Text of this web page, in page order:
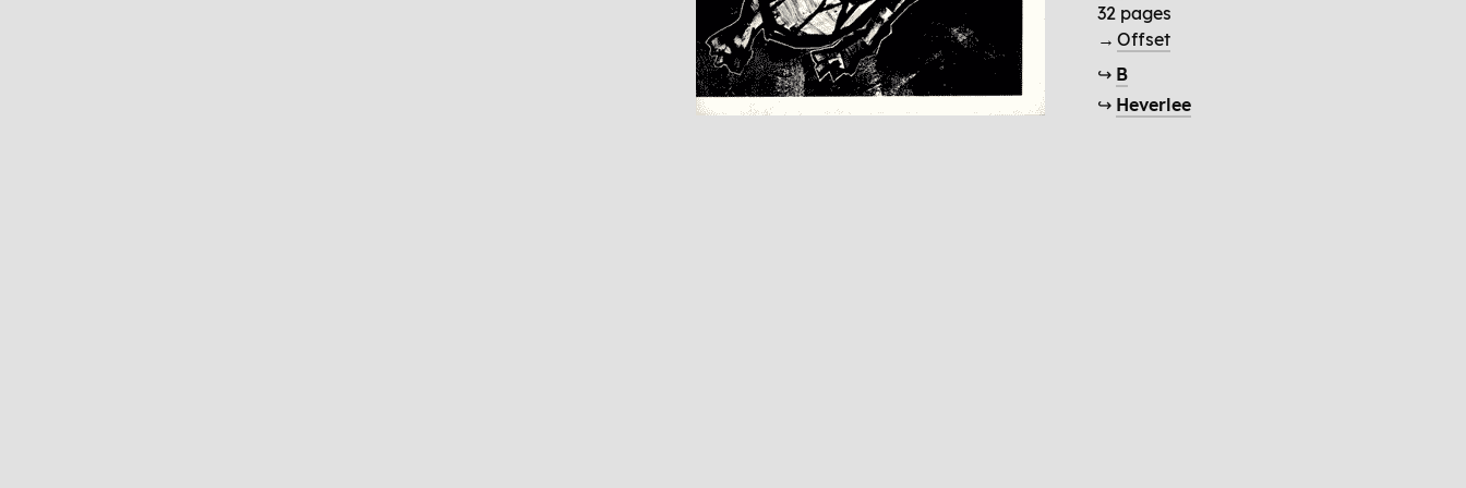
32 pages
→Offset
↪ B
↪ Heverlee